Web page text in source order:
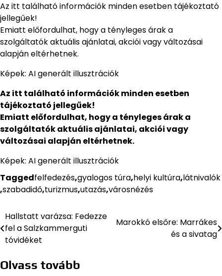
Az itt található információk minden esetben tájékoztató
jellegűek!
Emiatt előfordulhat, hogy a tényleges árak a
szolgáltatók aktuális ajánlatai, akciói vagy változásai
alapján eltérhetnek.
Képek: AI generált illusztrációk
Az itt található információk minden esetben
tájékoztató jellegűek!
Emiatt előfordulhat, hogy a tényleges árak a
szolgáltatók aktuális ajánlatai, akciói vagy
változásai alapján eltérhetnek.
Képek: AI generált illusztrációk
Taggedfelfedezés,gyalogos túra,helyi kultúra,látnivalók
,szabadidő,turizmus,utazás,városnézés
Bejegyzés
navigáció
Hallstatt varázsa: Fedezze
fel a Salzkammerguti
tóvidéket
Marokkó elsőre: Marrákes
és a sivatag
Olvass tovább